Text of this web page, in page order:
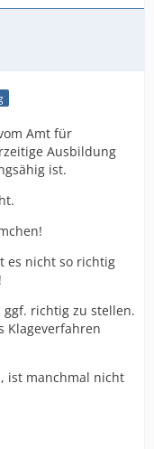
Amt für
Ausbildung
ist.
es nicht so richtig
ggf. richtig zu stellen.
Klageverfahren
ist manchmal nicht